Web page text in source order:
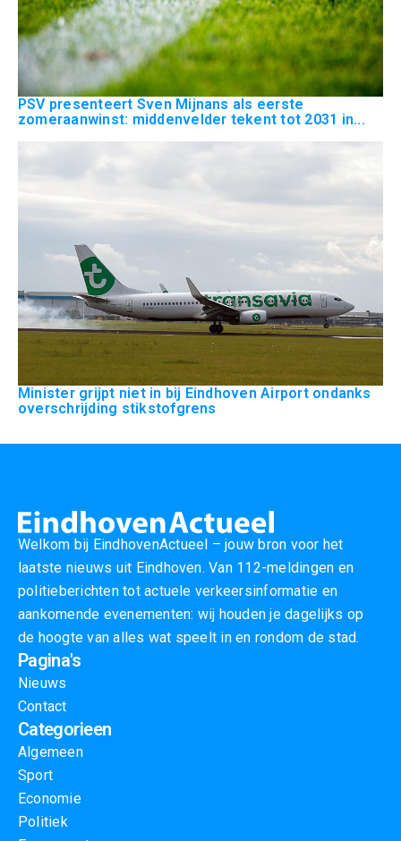
PSV presenteert Sven Mijnans als eerste
zomeraanwinst: middenvelder tekent tot 2031 in...
Minister grijpt niet in bij Eindhoven Airport ondanks
overschrijding stikstofgrens
Welkom bij EindhovenActueel – jouw bron voor het
laatste nieuws uit Eindhoven. Van 112-meldingen en
politieberichten tot actuele verkeersinformatie en
aankomende evenementen: wij houden je dagelijks op
de hoogte van alles wat speelt in en rondom de stad.
Pagina's
Nieuws
Contact
Categorieen
Algemeen
Sport
Economie
Politiek